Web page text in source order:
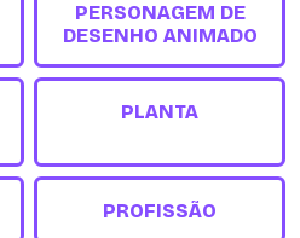
PERSONAGEM DE
DESENHO ANIMADO
PLANTA
PROFISSÃO